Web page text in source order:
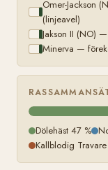
Omer-Jackson
(linjeavel)
Jakson II (NO)
Minerva —
Dölehäst 47 %
Kallblodig